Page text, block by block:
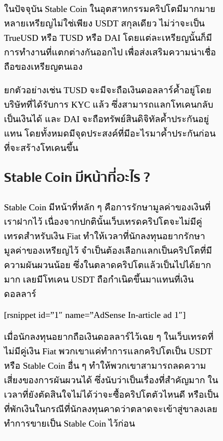
ในปัจจุบัน Stable Coin ในอุตสาหกรรมคริปโตมีมากมาย
หลายเหรียญไม่ใช่เพียง USDT สกุลเดียว ไม่ว่าจะเป็น
TrueUSD หรือ TUSD หรือ DAI โดยแต่ละเหรียญนั้นก็มี
การทำงานที่แตกต่างกันออกไป เพื่อส่งเสริมความน่าเชื่อ
ถือของเหรียญตนเอง
ยกตัวอย่างเช่น TUSD จะมีจะถือเงินดอลลาร์ค้ำอยู่โดย
บริษัทที่ได้รับการ KYC แล้ว ซึ่งสามารถแลกโทเคนกลับ
เป็นเงินได้ และ DAI จะถือทรัพย์สินดิจิทัลค้ำประกันอยู่
แทน โดยทั้งหมดมีจุดประสงค์ที่มีอะไรมาค้ำประกันก่อน
ที่จะสร้างโทเคนขึ้น
Stable Coin มีหน้าที่อะไร ?
Stable Coin มีหน้าที่หลัก ๆ คือการรักษามูลค่าของเงินที่
เราฝากไว้ เนื่องจากปกตินั้นเว็บเทรดคริปโตจะไม่มีคู่
เทรดสำหรับเงิน Fiat ทำให้เวลาที่นักลงทุนอยากรักษา
มูลค่าของเหรียญไว้ จำเป็นต้องเลือกแลกเป็นคริปโตที่มี
ความผันผวนน้อย ซึ่งในตลาดคริปโตแล้วเป็นไปได้ยาก
มาก เลยมีโทเคน USDT ถือกำเนิดขึ้นมาแทนที่เงิน
ดอลลาร์
[rsnippet id=”1″ name=”AdSense In-article ad 1″]
เมื่อนักลงทุนอยากถือเงินดอลลาร์ไว้เฉย ๆ ในเว็บเทรดที่
ไม่มีคู่เงิน Fiat พวกเขาแค่ทำการแลกคริปโตเป็น USDT
หรือ Stable Coin อื่น ๆ ทำให้พวกเขาสามารถลดความ
เสี่ยงของการผันผวนได้ ซึ่งนับว่าเป็นเรื่องที่สำคัญมาก ใน
เวลาที่ยังตัดสินใจไม่ได้ว่าจะซื้อคริปโตตัวไหนดี หรือเป็น
ที่พักเงินในกรณีที่นักลงทุนคาดว่าตลาดจะเข้าสู่ขาลงเลย
ทำการขายเป็น Stable Coin ไว้ก่อน